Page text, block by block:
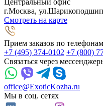
Центральный офис
г.Москва,
Смотреть на карте
Прием заказов по телефонам
+7 (495) 374-0102 +7 (800)
Связаться через
office@ExoticKozha.ru
Мы в соц. сетях